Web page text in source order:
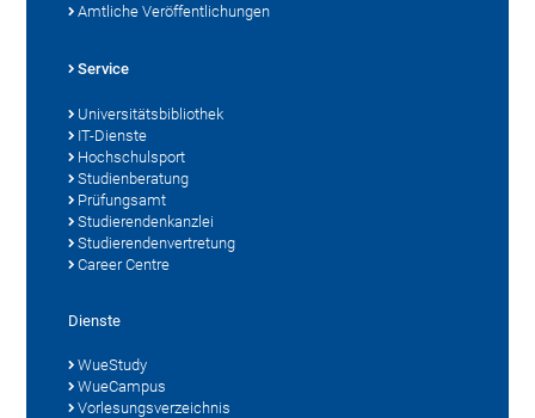
Amtliche Veröffentlichungen
Service
Universitätsbibliothek
IT-Dienste
Hochschulsport
Studienberatung
Prüfungsamt
Studierendenkanzlei
Studierendenvertretung
Career Centre
Dienste
WueStudy
WueCampus
Vorlesungsverzeichnis